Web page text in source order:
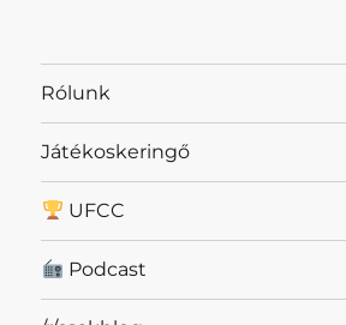
Rólunk
Játékoskeringő
UFCC
Podcast